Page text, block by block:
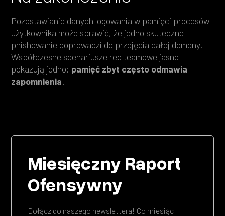
Pozostawianie danych logowania w pamięci procesów
użytkownika może sprawić, że jedno skuteczne
phishowanie doprowadzi do przejęcia całej domeny.
Współczesne scenariusze red teamowe jasno
pokazują jedno: pamięć zbyt często odmawia
zapomnienia.
Miesięczny Raport
Ofensywny
Dołącz do naszego newslettera! Co miesiąc